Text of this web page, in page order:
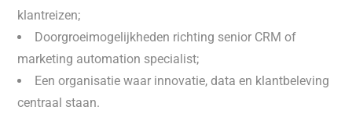
klantreizen;
Doorgroeimogelijkheden richting senior CRM of
marketing automation specialist;
Een organisatie waar innovatie, data en klantbeleving
centraal staan.